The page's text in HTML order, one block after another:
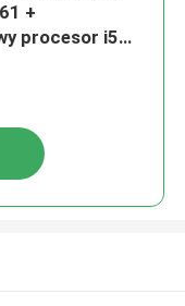
+
procesor i5